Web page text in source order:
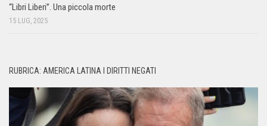
“Libri Liberi”. Una piccola morte
15 LUG, 2025
RUBRICA: AMERICA LATINA I DIRITTI NEGATI